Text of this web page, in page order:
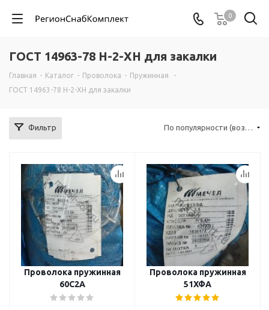
0
ГОСТ 14963-78 Н-2-ХН для закалки
Главная - Каталог - Проволока - Пружинная
-
ГОСТ 14963-78 Н-2-ХН для закалки
Фильтр По популярности (возрастание)
Проволока пружинная
60С2А
Проволока пружинная
51ХФА